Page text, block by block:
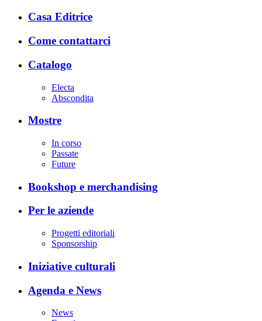
Casa Editrice
Come contattarci
Catalogo
Electa
Abscondita
Mostre
In corso
Passate
Future
Bookshop e merchandising
Per le aziende
Progetti editoriali
Sponsorship
Iniziative culturali
Agenda e News
News